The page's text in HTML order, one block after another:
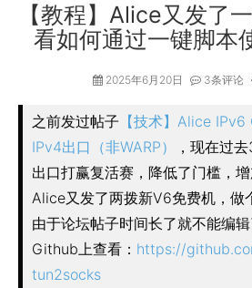
【教程】Alice又发了
看如何通过一键脚本
2025年6月20日 3条评论
之前发过帖子 【技术】Alice
IPv4出口（非WARP）
，现在过
出口打赢复活赛，降低了门槛，
Alice又发了两拨新V6免费机，做
由于论坛帖子时间长了就不能编
Github上查看： https://
tun2socks